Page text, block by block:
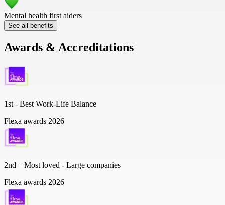
Mental health first aiders
See all benefits
Awards & Accreditations
1st - Best Work-Life Balance
Flexa awards 2026
2nd – Most loved - Large companies
Flexa awards 2026